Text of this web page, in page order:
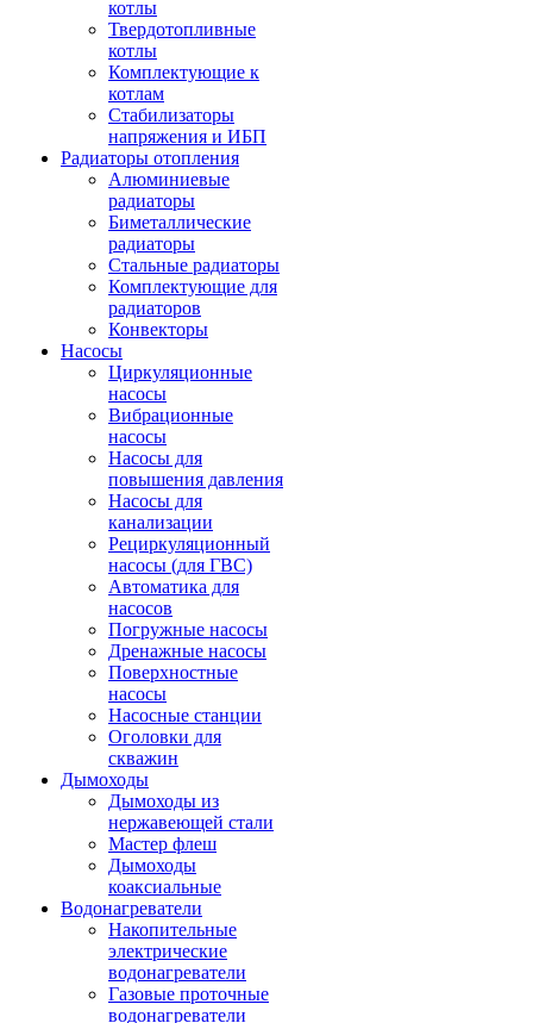
котлы
Твердотопливные
котлы
Комплектующие к
котлам
Стабилизаторы
напряжения и ИБП
Радиаторы отопления
Алюминиевые
радиаторы
Биметаллические
радиаторы
Стальные радиаторы
Комплектующие для
радиаторов
Конвекторы
Насосы
Циркуляционные
насосы
Вибрационные
насосы
Насосы для
повышения давления
Насосы для
канализации
Рециркуляционный
насосы (для ГВС)
Автоматика для
насосов
Погружные насосы
Дренажные насосы
Поверхностные
насосы
Насосные станции
Оголовки для
скважин
Дымоходы
Дымоходы из
нержавеющей стали
Мастер флеш
Дымоходы
коаксиальные
Водонагреватели
Накопительные
электрические
водонагреватели
Газовые проточные
водонагреватели